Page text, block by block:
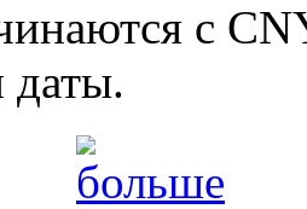
с
даты.